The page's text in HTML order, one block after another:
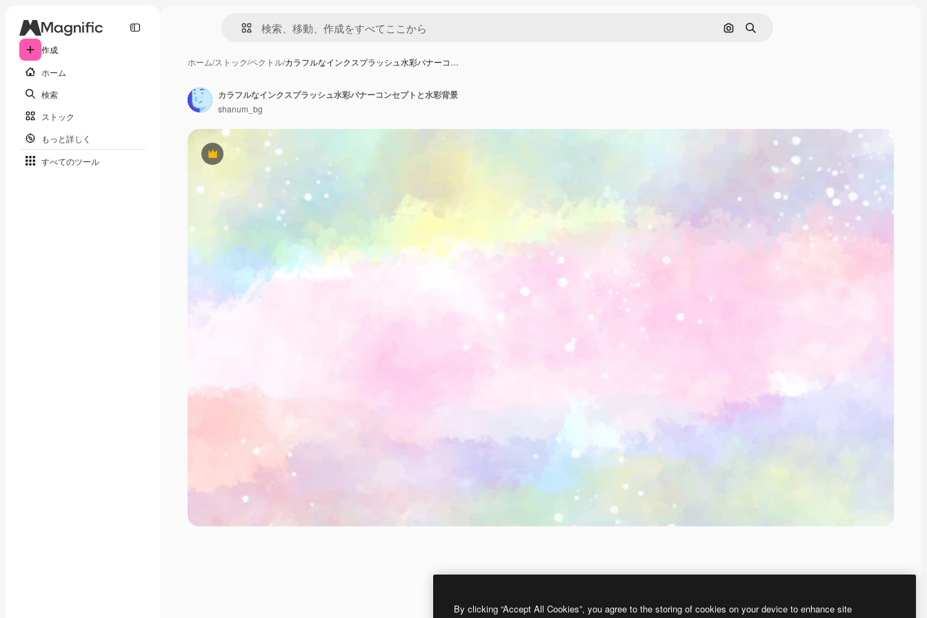
作成
ホーム
検索
ストック
もっと詳しく
すべてのツール
画像で検索
検索
ホーム/ストック/ベクトル/カラフルなインクスプラッシュ水彩バナーコ…
Premium
カラフルなインクスプラッシュ水彩バナーコンセプトと水彩背景
shanum_bg
By clicking “Accept All Cookies”, you agree to the storing of cookies on your device to enhance site